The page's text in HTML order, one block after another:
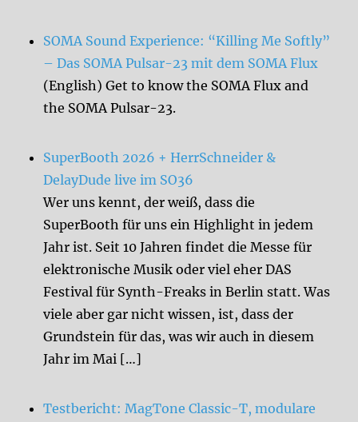
SOMA Sound Experience: “Killing Me Softly”
– Das SOMA Pulsar-23 mit dem SOMA Flux
(English) Get to know the SOMA Flux and
the SOMA Pulsar-23.
SuperBooth 2026 + HerrSchneider &
DelayDude live im SO36
Wer uns kennt, der weiß, dass die
SuperBooth für uns ein Highlight in jedem
Jahr ist. Seit 10 Jahren findet die Messe für
elektronische Musik oder viel eher DAS
Festival für Synth-Freaks in Berlin statt. Was
viele aber gar nicht wissen, ist, dass der
Grundstein für das, was wir auch in diesem
Jahr im Mai […]
Testbericht: MagTone Classic-T, modulare